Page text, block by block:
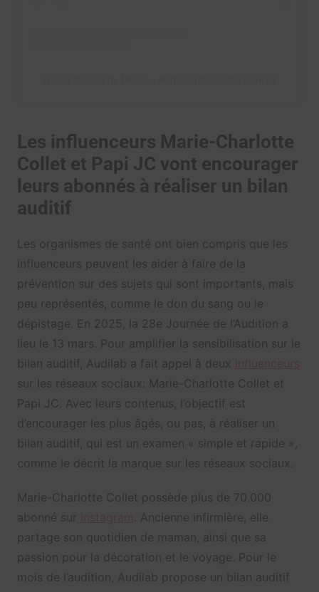
Les influenceurs Marie-Charlotte
Collet et Papi JC vont encourager
leurs abonnés à réaliser un bilan
auditif
Les organismes de santé ont bien compris que les
influenceurs peuvent les aider à faire de la
prévention sur des sujets qui sont importants, mais
peu représentés, comme le don du sang ou le
dépistage. En 2025, la 28e Journée de l’Audition a
lieu le 13 mars. Pour amplifier la sensibilisation sur le
bilan auditif, Audilab a fait appel à deux
sur les réseaux sociaux: Marie-Charlotte Collet et
Papi JC. Avec leurs contenus, l’objectif est
d’encourager les plus âgés, ou pas, à réaliser un
bilan auditif, qui est un examen « simple et rapide »,
comme le décrit la marque sur les réseaux sociaux.
Marie-Charlotte Collet possède plus de 70.000
abonné sur
. Ancienne infirmière, elle
partage son quotidien de maman, ainsi que sa
passion pour la décoration et le voyage. Pour le
mois de l’audition, Audilab propose un bilan auditif